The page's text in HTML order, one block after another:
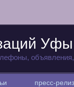
Уфы
пресс-